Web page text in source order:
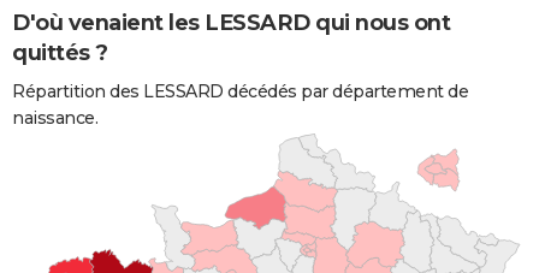
D'où venaient les LESSARD qui nous ont
quittés ?
Répartition des LESSARD décédés par département de
naissance.